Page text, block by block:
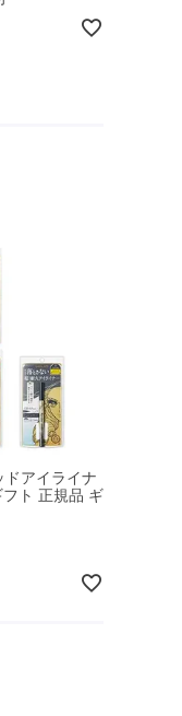
アイライナ
ト 正規品 ギ